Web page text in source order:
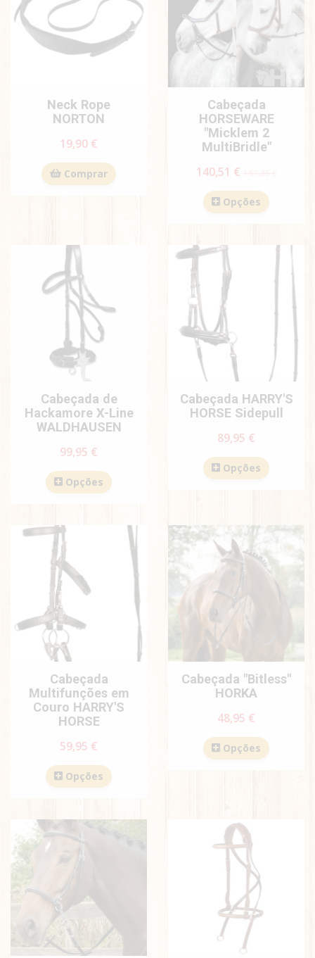
Neck Rope
NORTON
19,90 €
Comprar
Cabeçada
HORSEWARE
"Micklem 2
MultiBridle"
140,51 €
Opções
Cabeçada de
Hackamore X-Line
WALDHAUSEN
99,95 €
Opções
Cabeçada HARRY'S
HORSE Sidepull
89,95 €
Opções
Cabeçada
Multifunções em
Couro HARRY'S
HORSE
59,95 €
Opções
Cabeçada "Bitless"
HORKA
48,95 €
Opções